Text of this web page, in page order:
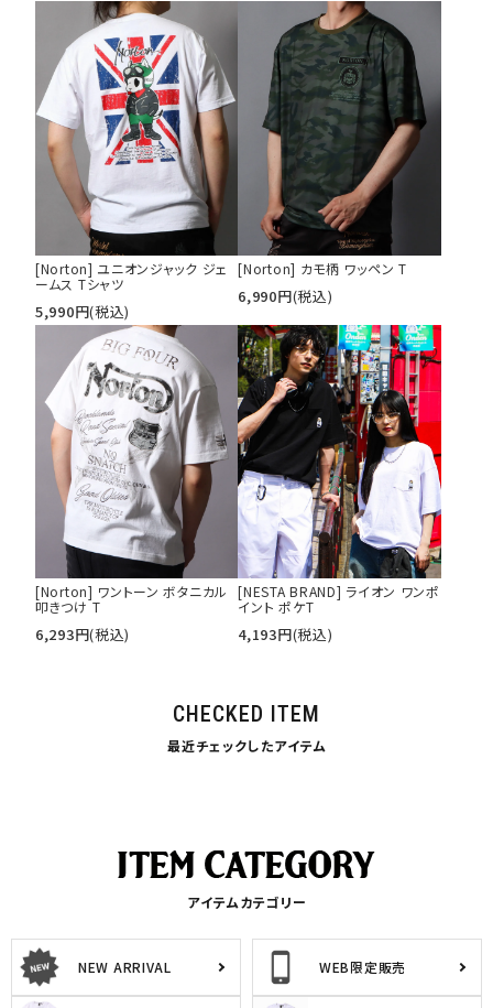
[Norton] ユニオンジャック ジェ
ームス Tシャツ
5,990円(税込)
[Norton] カモ柄 ワッペン T
6,990円(税込)
[Norton] ワントーン ボタニカル
叩きつけ T
6,293円(税込)
[NESTA BRAND] ライオン ワンポ
イント ポケT
4,193円(税込)
CHECKED ITEM
最近チェックしたアイテム
アイテムカテゴリー
NEW ARRIVAL WEB限定販売